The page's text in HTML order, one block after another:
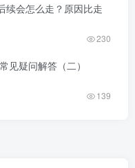
续会怎么走？原因比走
230
见疑问解答（二）
139